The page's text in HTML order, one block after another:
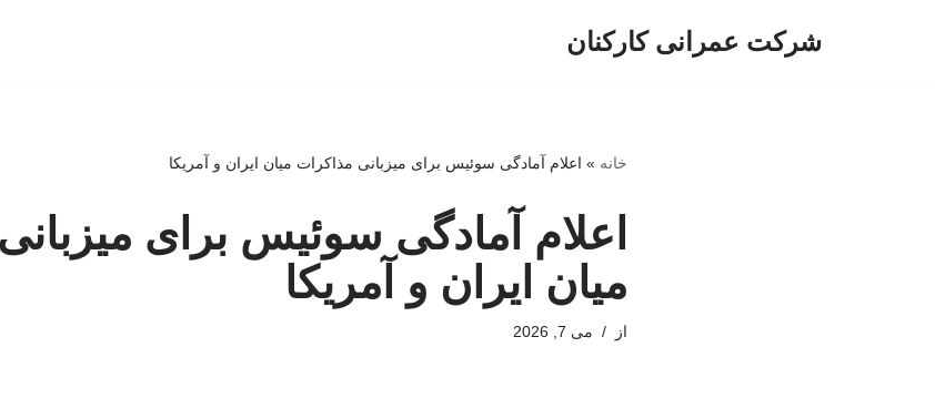
شرکت عمرانی کارکنان
خانه » اعلام آمادگی سوئیس برای میزبانی مذاکرات میان ایران و آمریکا
اعلام آمادگی سوئیس برای
میان ایران و آمریکا
از می 7, 2026